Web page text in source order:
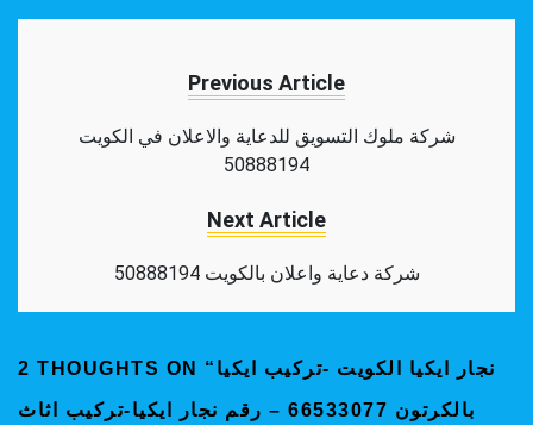
Previous Article
شركة ملوك التسويق للدعاية والاعلان في الكويت
50888194
Next Article
شركة دعاية واعلان بالكويت 50888194
2 THOUGHTS ON “ نجار ايكيا الكويت -تركيب ايكيا
بالكرتون 66533077 – رقم نجار ايكيا-تركيب اثاث